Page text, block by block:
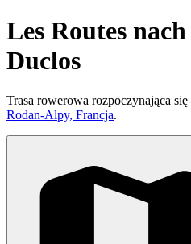
Les Routes
Duclos
Trasa rowerowa rozpoczynająca
Rodan-Alpy, Francja.